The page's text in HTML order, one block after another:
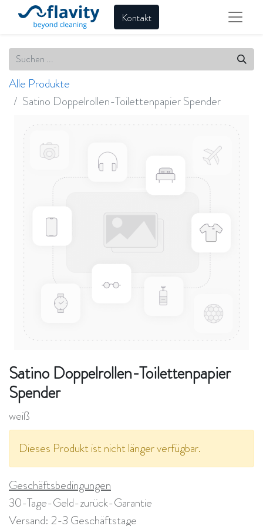
Kontakt
Alle Produkte
Satino Doppelrollen-Toilettenpapier Spender
Satino Doppelrollen-Toilettenpapier
Spender
weiß
Dieses Produkt ist nicht länger verfügbar.
Geschäftsbedingungen
30-Tage-Geld-zurück-Garantie
Versand: 2-3 Geschäftstage